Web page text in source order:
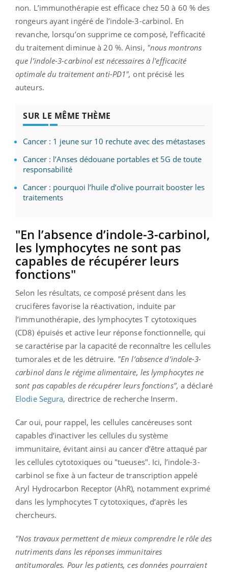
non. L’immunothérapie est efficace chez 50 à 60 % des
rongeurs ayant ingéré de l’indole-3-carbinol. En
revanche, lorsqu’on supprime ce composé, l’efficacité
du traitement diminue à 20 %. Ainsi, "nous montrons
que l’indole-3-carbinol est nécessaires à l'efficacité
optimale du traitement anti-PD1", ont précisé les
auteurs.
SUR LE MÊME THÈME
Cancer : 1 jeune sur 10 rechute avec des métastases
Cancer : l’Anses dédouane portables et 5G de toute
responsabilité
Cancer : pourquoi l’huile d’olive pourrait booster les
traitements
"En l’absence d’indole-3-carbinol,
les lymphocytes ne sont pas
capables de récupérer leurs
fonctions"
Selon les résultats, ce composé présent dans les
crucifères favorise la réactivation, induite par
l’immunothérapie, des lymphocytes T cytotoxiques
(CD8) épuisés et active leur réponse fonctionnelle, qui
se caractérise par la capacité de reconnaître les cellules
tumorales et de les détruire. "En l’absence d’indole-3-
carbinol dans le régime alimentaire, les lymphocytes ne
sont pas capables de récupérer leurs fonctions", a déclaré
Elodie Segura, directrice de recherche Inserm.
Car oui, pour rappel, les cellules cancéreuses sont
capables d’inactiver les cellules du système
immunitaire, évitant ainsi au cancer d’être attaqué par
les cellules cytotoxiques ou "tueuses". Ici, l’indole-3-
carbinol se fixe à un facteur de transcription appelé
Aryl Hydrocarbon Receptor (AhR), notamment exprimé
dans les lymphocytes T cytotoxiques, d’après les
chercheurs.
"Nos travaux permettent de mieux comprendre le rôle des
nutriments dans les réponses immunitaires
antitumorales. Pour les patients, ces données pourraient